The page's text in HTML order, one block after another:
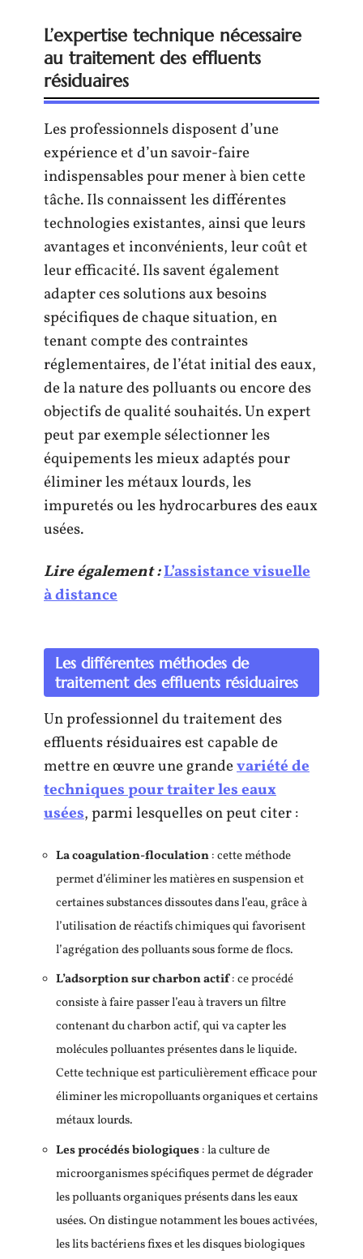
L’expertise technique nécessaire
au traitement des effluents
résiduaires
Les professionnels disposent d’une
expérience et d’un savoir-faire
indispensables pour mener à bien cette
tâche. Ils connaissent les différentes
technologies existantes, ainsi que leurs
avantages et inconvénients, leur coût et
leur efficacité. Ils savent également
adapter ces solutions aux besoins
spécifiques de chaque situation, en
tenant compte des contraintes
réglementaires, de l’état initial des eaux,
de la nature des polluants ou encore des
objectifs de qualité souhaités. Un expert
peut par exemple sélectionner les
équipements les mieux adaptés pour
éliminer les métaux lourds, les
impuretés ou les hydrocarbures des eaux
usées.
Lire également :L’assistance visuelle
à distance
Les différentes méthodes de
traitement des effluents résiduaires
Un professionnel du traitement des
effluents résiduaires est capable de
mettre en œuvre une grandevariété de
techniques pour traiter les eaux
usées, parmi lesquelles on peut citer :
La coagulation-floculation: cette méthode
permet d’éliminer les matières en suspension et
certaines substances dissoutes dans l’eau, grâce à
l’utilisation de réactifs chimiques qui favorisent
l’agrégation des polluants sous forme de flocs.
L’adsorption sur charbon actif: ce procédé
consiste à faire passer l’eau à travers un filtre
contenant du charbon actif, qui va capter les
molécules polluantes présentes dans le liquide.
Cette technique est particulièrement efficace pour
éliminer les micropolluants organiques et certains
métaux lourds.
Les procédés biologiques: la culture de
microorganismes spécifiques permet de dégrader
les polluants organiques présents dans les eaux
usées. On distingue notamment les boues activées,
les lits bactériens fixes et les disques biologiques